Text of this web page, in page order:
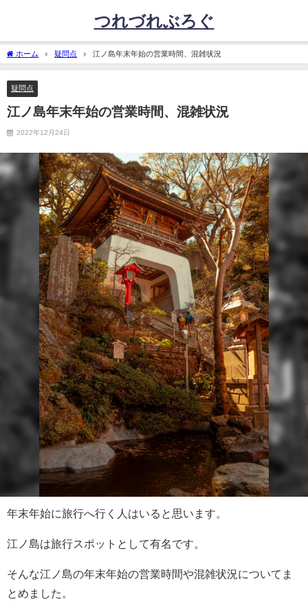
つれづれぶろぐ
ホーム 疑問点 江ノ島年末年始の営業時間、混雑状況
疑問点
江ノ島年末年始の営業時間、混雑状況
2022年12月24日
年末年始に旅行へ行く人はいると思います。
江ノ島は旅行スポットとして有名です。
そんな江ノ島の年末年始の営業時間や混雑状況についてま
とめました。